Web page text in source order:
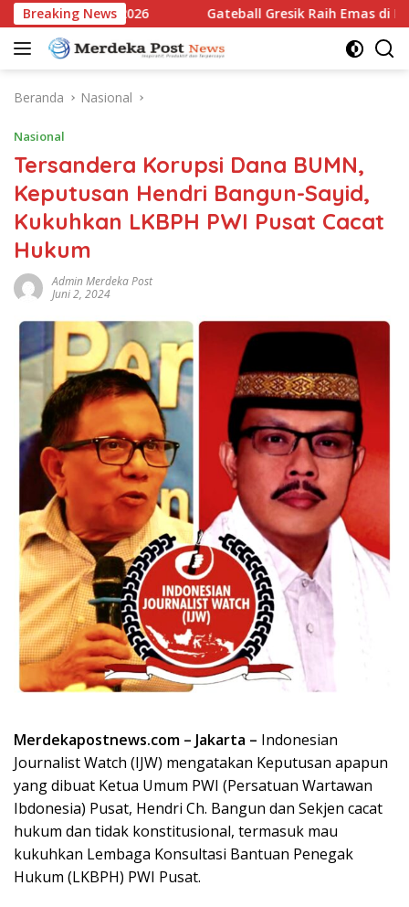
Langsung
ke
konten
Breaking News
Open 2026 Gateball Gresik Raih Emas di East Java
Beranda Nasional
Nasional
Tersandera Korupsi Dana BUMN,
Keputusan Hendri Bangun-Sayid,
Kukuhkan LKBPH PWI Pusat Cacat
Hukum
Admin Merdeka Post
Juni 2, 2024
Merdekapostnews.com – Jakarta – Indonesian
Journalist Watch (IJW) mengatakan Keputusan apapun
yang dibuat Ketua Umum PWI (Persatuan Wartawan
Ibdonesia) Pusat, Hendri Ch. Bangun dan Sekjen cacat
hukum dan tidak konstitusional, termasuk mau
kukuhkan Lembaga Konsultasi Bantuan Penegak
Hukum (LKBPH) PWI Pusat.